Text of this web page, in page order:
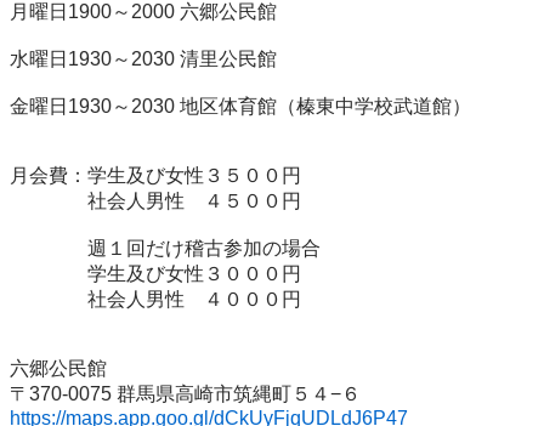
月曜日1900～2000 六郷公民館
水曜日1930～2030 清里公民館
金曜日1930～2030 地区体育館（榛東中学校武道館）
月会費：学生及び女性３５００円
社会人男性　４５００円
週１回だけ稽古参加の場合
学生及び女性３０００円
社会人男性　４０００円
六郷公民館
https://maps.app.goo.gl/dCkUyFjqUDLdJ6P47